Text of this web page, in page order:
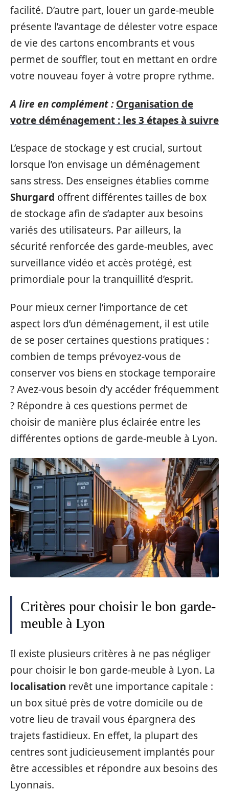
facilité. D’autre part, louer un garde-meuble
présente l’avantage de délester votre espace
de vie des cartons encombrants et vous
permet de souffler, tout en mettant en ordre
votre nouveau foyer à votre propre rythme.
A lire en complément : Organisation de
votre déménagement : les 3 étapes à suivre
L’espace de stockage y est crucial, surtout
lorsque l’on envisage un déménagement
sans stress. Des enseignes établies comme
Shurgard offrent différentes tailles de box
de stockage afin de s’adapter aux besoins
variés des utilisateurs. Par ailleurs, la
sécurité renforcée des garde-meubles, avec
surveillance vidéo et accès protégé, est
primordiale pour la tranquillité d’esprit.
Pour mieux cerner l’importance de cet
aspect lors d’un déménagement, il est utile
de se poser certaines questions pratiques :
combien de temps prévoyez-vous de
conserver vos biens en stockage temporaire
? Avez-vous besoin d’y accéder fréquemment
? Répondre à ces questions permet de
choisir de manière plus éclairée entre les
différentes options de garde-meuble à Lyon.
Critères pour choisir le bon garde-
meuble à Lyon
Il existe plusieurs critères à ne pas négliger
pour choisir le bon garde-meuble à Lyon. La
localisation revêt une importance capitale :
un box situé près de votre domicile ou de
votre lieu de travail vous épargnera des
trajets fastidieux. En effet, la plupart des
centres sont judicieusement implantés pour
être accessibles et répondre aux besoins des
Lyonnais.